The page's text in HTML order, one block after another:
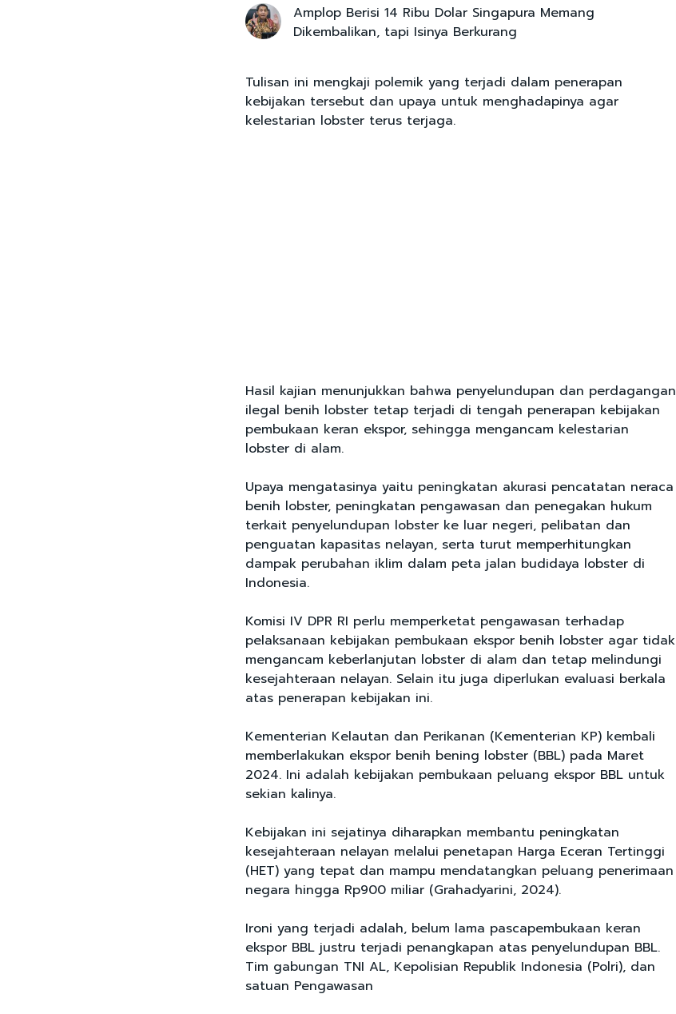
Amplop Berisi 14 Ribu Dolar Singapura Memang
Dikembalikan, tapi Isinya Berkurang
Tulisan ini mengkaji polemik yang terjadi dalam penerapan
kebijakan tersebut dan upaya untuk menghadapinya agar
kelestarian lobster terus terjaga.
Hasil kajian menunjukkan bahwa penyelundupan dan perdagangan
ilegal benih lobster tetap terjadi di tengah penerapan kebijakan
pembukaan keran ekspor, sehingga mengancam kelestarian
lobster di alam.
Upaya mengatasinya yaitu peningkatan akurasi pencatatan neraca
benih lobster, peningkatan pengawasan dan penegakan hukum
terkait penyelundupan lobster ke luar negeri, pelibatan dan
penguatan kapasitas nelayan, serta turut memperhitungkan
dampak perubahan iklim dalam peta jalan budidaya lobster di
Indonesia.
Komisi IV DPR RI perlu memperketat pengawasan terhadap
pelaksanaan kebijakan pembukaan ekspor benih lobster agar tidak
mengancam keberlanjutan lobster di alam dan tetap melindungi
kesejahteraan nelayan. Selain itu juga diperlukan evaluasi berkala
atas penerapan kebijakan ini.
Kementerian Kelautan dan Perikanan (Kementerian KP) kembali
memberlakukan ekspor benih bening lobster (BBL) pada Maret
2024. Ini adalah kebijakan pembukaan peluang ekspor BBL untuk
sekian kalinya.
Kebijakan ini sejatinya diharapkan membantu peningkatan
kesejahteraan nelayan melalui penetapan Harga Eceran Tertinggi
(HET) yang tepat dan mampu mendatangkan peluang penerimaan
negara hingga Rp900 miliar (Grahadyarini, 2024).
Ironi yang terjadi adalah, belum lama pascapembukaan keran
ekspor BBL justru terjadi penangkapan atas penyelundupan BBL.
Tim gabungan TNI AL, Kepolisian Republik Indonesia (Polri), dan
satuan Pengawasan